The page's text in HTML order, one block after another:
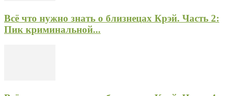
Всё что нужно знать о близнецах Крэй. Часть 2:
Пик криминальной...